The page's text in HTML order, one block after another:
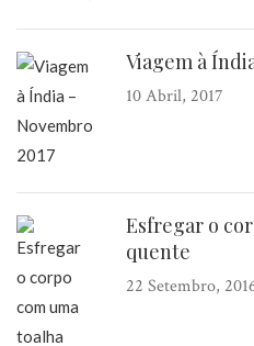
Viagem à
10 Abril, 2017
Esfregar o
quente
22 Setembro,